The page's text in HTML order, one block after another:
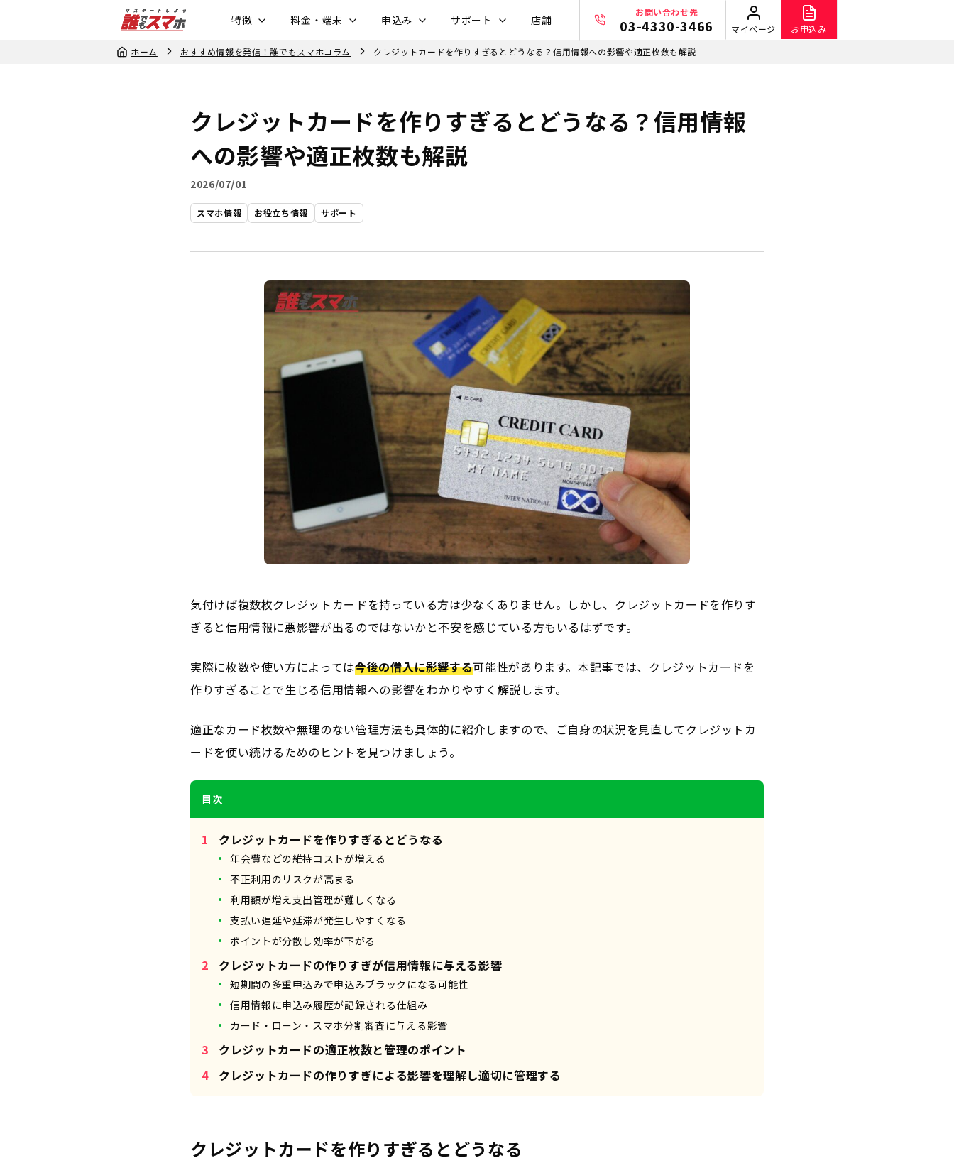
特徴 料金・端末 申込み サポート 店舗
お問い合わせ先
03-4330-3466 マイページ
お申込み
ホーム
おすすめ情報を発信！誰でもスマホコラム クレジットカードを作りすぎるとどうなる？信用情報への影響や適正枚数も解説
クレジットカードを作りすぎるとどうなる？信用情報
への影響や適正枚数も解説
2026/07/01
スマホ情報 お役立ち情報 サポート
気付けば複数枚クレジットカードを持っている方は少なくありません。しかし、クレジットカードを作りす
ぎると信用情報に悪影響が出るのではないかと不安を感じている方もいるはずです。
実際に枚数や使い方によっては今後の借入に影響する可能性があります。本記事では、クレジットカードを
作りすぎることで生じる信用情報への影響をわかりやすく解説します。
適正なカード枚数や無理のない管理方法も具体的に紹介しますので、ご自身の状況を見直してクレジットカ
ードを使い続けるためのヒントを見つけましょう。
目次
クレジットカードを作りすぎるとどうなる
年会費などの維持コストが増える
不正利用のリスクが高まる
利用額が増え支出管理が難しくなる
支払い遅延や延滞が発生しやすくなる
ポイントが分散し効率が下がる
クレジットカードの作りすぎが信用情報に与える影響
短期間の多重申込みで申込みブラックになる可能性
信用情報に申込み履歴が記録される仕組み
カード・ローン・スマホ分割審査に与える影響
クレジットカードの適正枚数と管理のポイント
クレジットカードの作りすぎによる影響を理解し適切に管理する
クレジットカードを作りすぎるとどうなる